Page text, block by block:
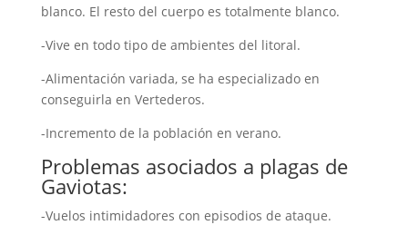
blanco. El resto del cuerpo es totalmente blanco.
-Vive en todo tipo de ambientes del litoral.
-Alimentación variada, se ha especializado en
conseguirla en Vertederos.
-Incremento de la población en verano.
Problemas asociados a plagas de
Gaviotas:
-Vuelos intimidadores con episodios de ataque.